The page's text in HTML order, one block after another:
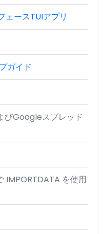
ェースTUIアプリ
ガイド
びGoogleスプレッド
IMPORTDATA を使用